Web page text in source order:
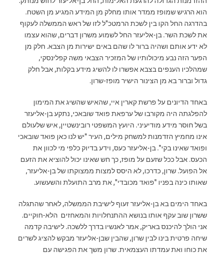
הוא הרגיש שמופז ממדר אותו מחלק מן המידע המגיע מן השטח.
בהדרגה החל הקו בין לשכת הרמטכ"ל לזו של ראש הממשלה לעקוף
את לשכת השר. בן-אליעזר החל לשמוע משרון דברים, שהוא עצמו
לא ידע אותם ושהיה ברור לו שהם באים ישירות מן הצבא. חלק מן
הפער הזה נבע מיכולותיו של המזכיר הצבאי משה קפלינסקי,
שמהלכיו הענפים בצבא אפשרו לו להשיג מידע בקלות, אבל חלק
גדול וברור בא מן הצינור הישיר מופז-שרון.
באחד הדיונים על פרשת קארין איי, שהאיש שהשיג את המימון
להפלגתה היה מקורבו של ערפאת פואד שובאכי, נתקע בן-אליעזר
בשל חוסר מידע מודיעיני. היועץ המשפטי רובינשטיין, איש שלעולם
אינו מחמיץ הזדמנות למשחק מילים, העיר "יש לנו כאן פואד שובאכי
ופואד שאינו בקי". בן-אליעזר כעס, וידע בדיוק כלפי מי לכוון את
הכעס. אבל ככל שזעם על מופז, כך חש שאינו יכול להוציא את הזעם
אל הפועל. שרון, כדרכו, לא היסס למצות ממצוקתו של בן-אליעזר,
שאותו כינה בפניו "פואד מכובדי", את מרב התועלת והשעשוע.
באחד הימים בא בן-אליעזר זעוף לישיבת הממשלה, לאחר שהתגלה
ששרון שוב עקף אותו בנושא ההתנחלויות והמאחזים הלא-חוקיים.
אני הולך להיכנס באריק, אמר לאנשיו בדרך ללשכה. לישיבה קדמה
שיחה פרטית בינו לבין שרון, שהבין שבן-אליעזר מבקש להציג לשרים
את כוחו ואת עמדתו העצמאית. שרון משך את הפגישה עם